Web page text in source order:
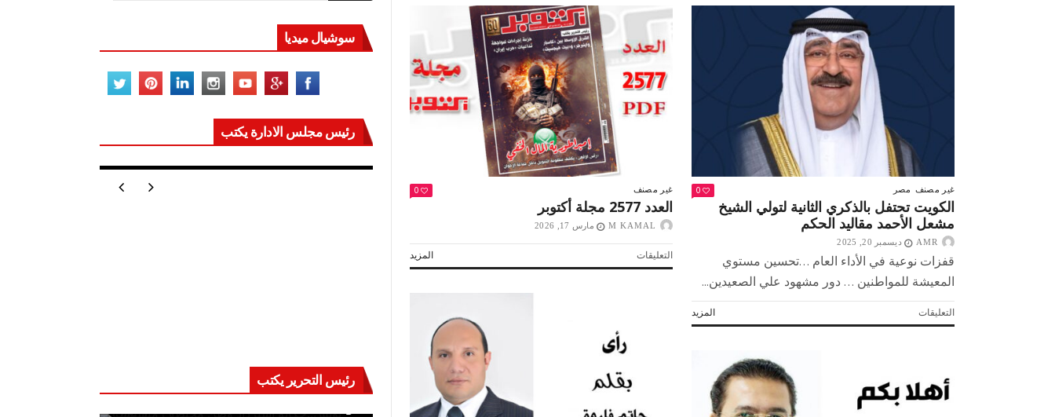
غير مصنف 0
العدد 2577 مجلة أكتوبر
M KAMAL مارس 17, 2026
المزيد التعليقاتعلى
العدد
مغلقة
غير مصنف مصر 0
الكويت تحتفل بالذكري الثانية لتولي الشيخ
مشعل الأحمد مقاليد الحكم
AMR ديسمبر 20, 2025
قفزات نوعية في الأداء العام …تحسين مستوي
المعيشة للمواطنين … دور مشهود علي الصعيدين...
المزيد التعليقاتعلى
الكويت
لتولي
الشيخ
سوشيال ميديا
رئيس مجلس الادارة يكتب
مصر تعيد للعالم اتزانه
التشجيع «أخلاق» وليس «تحفيل»
رئيس التحرير يكتب
حرب على العقول.. حادثة دمياط تكشف
كيف تحمي مصر ثرواتها في الجنوب؟
معركة لا تُرى.. وحراس لا ينامون
جهاز مستقبل مصر نموذجا.. لماذا تُنشئ
الدول كيانات تنموية عملاقة؟